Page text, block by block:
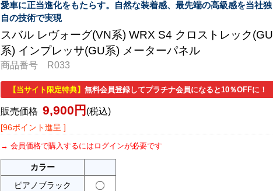
愛車に正当進化をもたらす。自然な装着感、最先端の高級感を当社独
自の技術で実現
スバル レヴォーグ(VN系) WRX S4 クロストレック(GU
系) インプレッサ(GU系) メーターパネル
商品番号 R033
【当サイト限定特典】 無料会員登録してプラチナ会員になると10％OFFに！
販売価格 9,900円 (税込)
[96ポイント進呈 ]
会員価格で購入するにはログインが必要です
カラー
ピアノブラック